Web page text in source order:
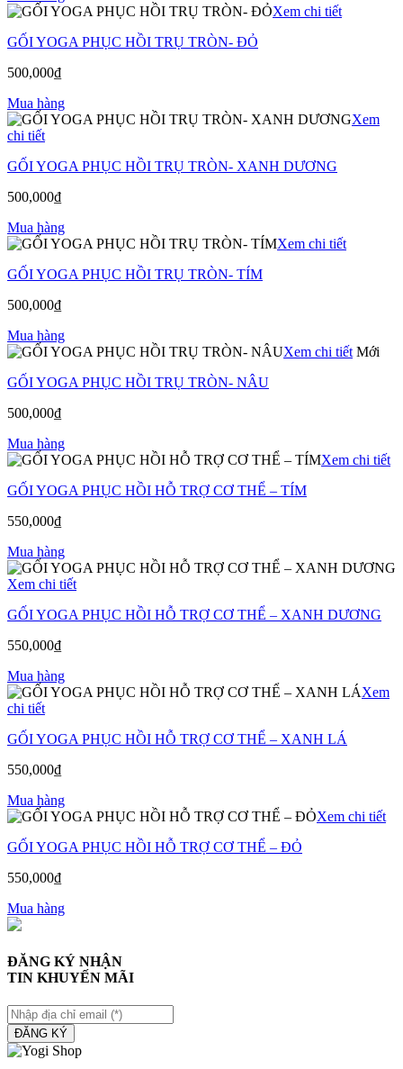
Xem chi tiết
GỐI YOGA PHỤC HỒI TRỤ TRÒN- ĐỎ
500,000₫
Mua hàng
Xem
chi tiết
GỐI YOGA PHỤC HỒI TRỤ TRÒN- XANH DƯƠNG
500,000₫
Mua hàng
Xem chi tiết
GỐI YOGA PHỤC HỒI TRỤ TRÒN- TÍM
500,000₫
Mua hàng
Xem chi tiết Mới
GỐI YOGA PHỤC HỒI TRỤ TRÒN- NÂU
500,000₫
Mua hàng
Xem chi tiết
GỐI YOGA PHỤC HỒI HỖ TRỢ CƠ THỂ – TÍM
550,000₫
Mua hàng
Xem chi tiết
GỐI YOGA PHỤC HỒI HỖ TRỢ CƠ THỂ – XANH DƯƠNG
550,000₫
Mua hàng
Xem
chi tiết
GỐI YOGA PHỤC HỒI HỖ TRỢ CƠ THỂ – XANH LÁ
550,000₫
Mua hàng
Xem chi tiết
GỐI YOGA PHỤC HỒI HỖ TRỢ CƠ THỂ – ĐỎ
550,000₫
Mua hàng
ĐĂNG KÝ NHẬN
TIN KHUYẾN MÃI
ĐĂNG KÝ